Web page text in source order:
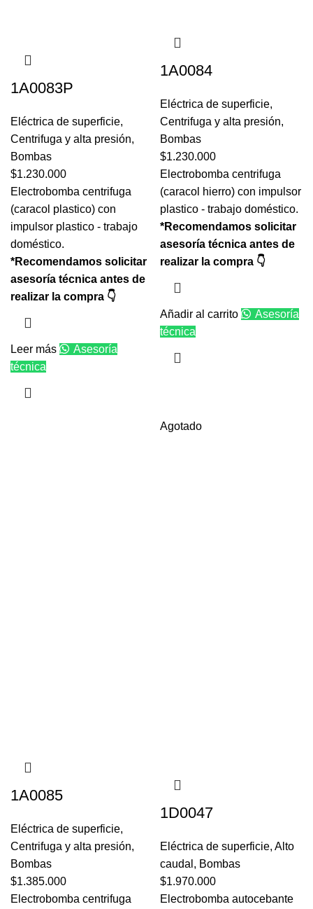
1A0083P
Eléctrica de superficie,
Centrifuga y alta presión,
Bombas
$1.230.000
Electrobomba centrifuga
(caracol plastico) con
impulsor plastico - trabajo
doméstico.
*Recomendamos solicitar
asesoría técnica antes de
realizar la compra 👇
Leer más
Asesoría
técnica
1A0084
Eléctrica de superficie,
Centrifuga y alta presión,
Bombas
$1.230.000
Electrobomba centrifuga
(caracol hierro) con impulsor
plastico - trabajo doméstico.
*Recomendamos solicitar
asesoría técnica antes de
realizar la compra 👇
Añadir al carrito
Asesoría
técnica
1A0085
Eléctrica de superficie,
Centrifuga y alta presión,
Bombas
$1.385.000
Electrobomba centrifuga
Agotado
1D0047
Eléctrica de superficie, Alto
caudal , Bombas
$1.970.000
Electrobomba autocebante